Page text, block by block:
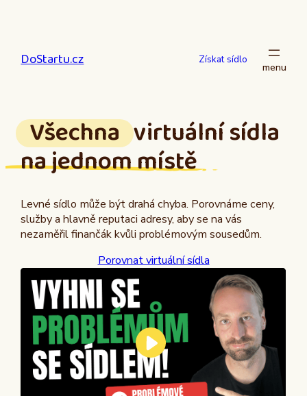
DoStartu.cz Získat sídlo
Všechna virtuální sídla
na jednom místě
Levné sídlo může být drahá chyba. Porovnáme ceny,
služby a hlavně reputaci adresy, aby se na vás
nezaměřil finančák kvůli problémovým sousedům.
Porovnat virtuální sídla